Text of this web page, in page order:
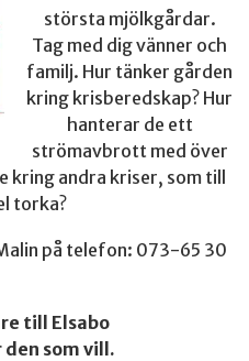
största mjölkgårdar.
Tag med dig vänner och
familj. Hur tänker gården
kring krisberedskap? Hur
hanterar de ett
strömavbrott med över
kring andra kriser, som till
torka?
på telefon: 073-65 30
till Elsabo
som vill.